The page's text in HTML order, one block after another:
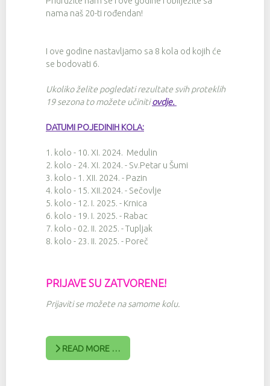
nama naš 20-ti rođendan!
I ove godine nastavljamo sa 8 kola od kojih će
se bodovati 6.
Ukoliko želite pogledati rezultate svih proteklih
19 sezona to možete učinitiovdje.
DATUMI POJEDINIH KOLA:
1. kolo - 10. XI. 2024. Medulin
2. kolo - 24. XI. 2024. - Sv.Petar u Šumi
3. kolo - 1. XII. 2024. - Pazin
4. kolo - 15. XII.2024. - Sečovlje
5. kolo - 12. I. 2025. - Krnica
6. kolo - 19. I. 2025. - Rabac
7. kolo - 02. II. 2025. - Tupljak
8. kolo - 23. II. 2025. - Poreč
PRIJAVE SU ZATVORENE!
Prijaviti se možete na samome kolu.
READ MORE …